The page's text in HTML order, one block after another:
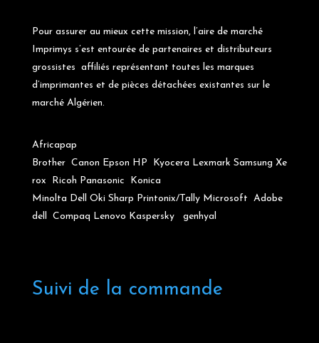
Pour assurer au mieux cette mission, l’aire de marché
Imprimys s’est entourée de partenaires et distributeurs
grossistes affiliés représentant toutes les marques
d’imprimantes et de pièces détachées existantes sur le
marché Algérien.
Africapap
Brother Canon Epson HP Kyocera Lexmark Samsung Xe
rox
Ricoh Panasonic
Konica
Minolta Dell Oki Sharp Printonix/Tally Microsoft Adobe
dell Compaq Lenovo Kaspersky genhyal
Suivi de la commande